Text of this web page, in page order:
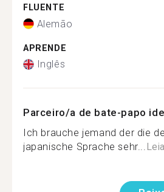
FLUENTE
Alemão
APRENDE
Inglês
Parceiro/a de bate-papo
Ich brauche jemand der die
japanische Sprache sehr...